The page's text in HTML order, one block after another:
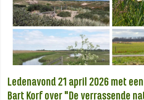
Ledenavond 21 april 2026 met
Bart Korf over "De verrassende